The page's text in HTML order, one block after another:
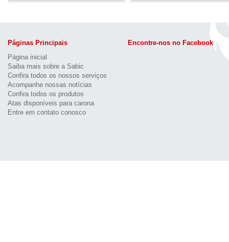
Páginas Principais
Página inicial
Saiba mais sobre a Sabic
Confira todos os nossos serviços
Acompanhe nossas notícias
Confira todos os produtos
Atas disponíveis para carona
Entre em contato conosco
Encontre-nos no Facebook